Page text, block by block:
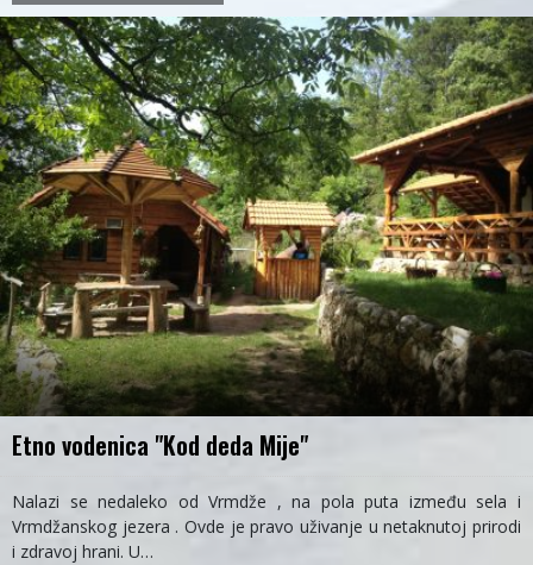
Etno vodenica "Kod deda Mije"
Nalazi se nedaleko od Vrmdže , na pola puta između sela i
Vrmdžanskog jezera . Ovde je pravo uživanje u netaknutoj prirodi
i zdravoj hrani. U…